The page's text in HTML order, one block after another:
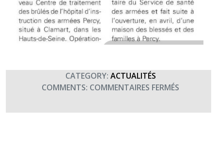
CATEGORY: ACTUALITÉS
COMMENTS: COMMENTAIRES FERMÉS
DE